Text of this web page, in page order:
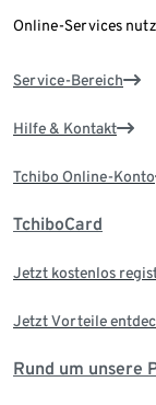
Online-Services
Service-Bereich
Hilfe & Kontakt
Tchibo Online-Konto
TchiboCard
Jetzt kostenlos
Jetzt Vorteile
Rund um unsere